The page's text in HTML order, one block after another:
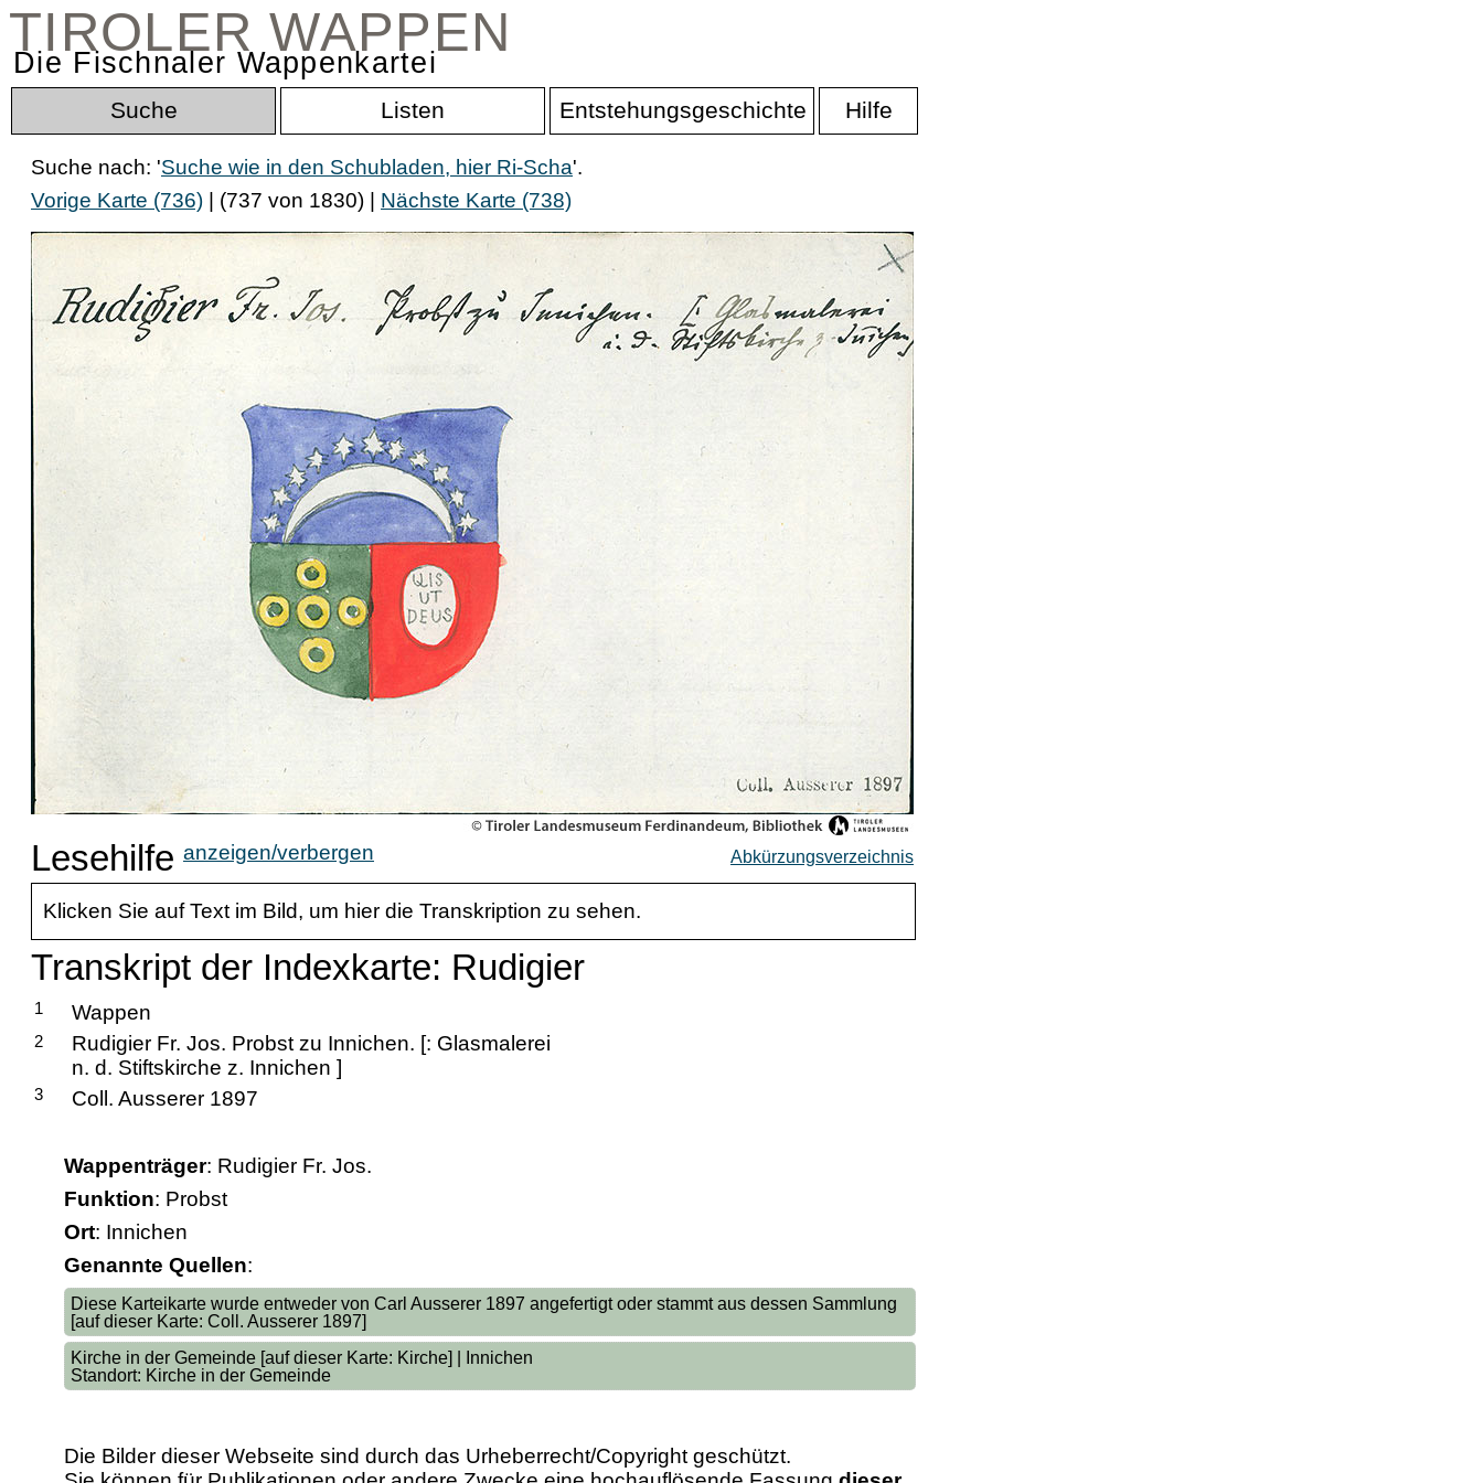
TIROLER WAPPEN
Die Fischnaler Wappenkartei
Suche Listen Entstehungsgeschichte Hilfe
Suche nach: 'Suche wie in den Schubladen, hier Ri-Scha'.
Vorige Karte (736) | (737 von 1830) | Nächste Karte (738)
Lesehilfe anzeigen/verbergen Abkürzungsverzeichnis
Klicken Sie auf Text im Bild, um hier die Transkription zu sehen.
Transkript der Indexkarte: Rudigier
1 Wappen
2
Rudigier Fr. Jos. Probst zu Innichen. [: Glasmalerei
n. d. Stiftskirche z. Innichen ]
3 Coll. Ausserer 1897
Wappenträger: Rudigier Fr. Jos.
Funktion: Probst
Ort: Innichen
Genannte Quellen:
Diese Karteikarte wurde entweder von Carl Ausserer 1897 angefertigt oder stammt aus dessen Sammlung
[auf dieser Karte: Coll. Ausserer 1897]
Kirche in der Gemeinde [auf dieser Karte: Kirche] | Innichen
Standort: Kirche in der Gemeinde
Die Bilder dieser Webseite sind durch das Urheberrecht/Copyright geschützt.